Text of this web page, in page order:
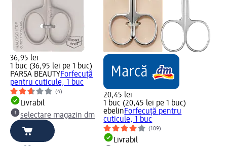
36,95 lei
1 buc (36,95 lei pe 1 buc)
PARSA BEAUTYForfecuță
pentru cuticule, 1 buc
(4)
Livrabil
selectare magazin dm
20,45 lei
1 buc (20,45 lei pe 1 buc)
ebelinForfecuță pentru
cuticule, 1 buc
(109)
Livrabil